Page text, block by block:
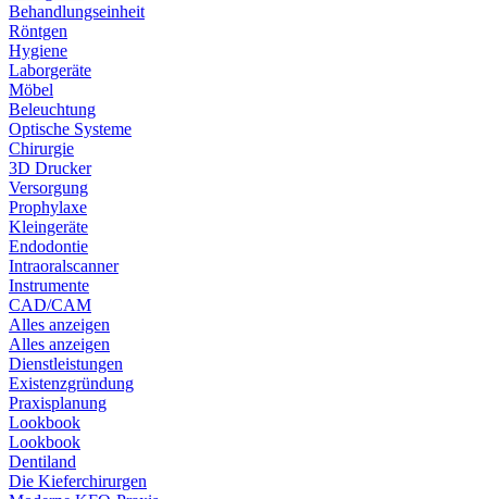
Behandlungseinheit
Röntgen
Hygiene
Laborgeräte
Möbel
Beleuchtung
Optische Systeme
Chirurgie
3D Drucker
Versorgung
Prophylaxe
Kleingeräte
Endodontie
Intraoralscanner
Instrumente
CAD/CAM
Alles anzeigen
Alles anzeigen
Dienstleistungen
Existenzgründung
Praxisplanung
Lookbook
Lookbook
Dentiland
Die Kieferchirurgen